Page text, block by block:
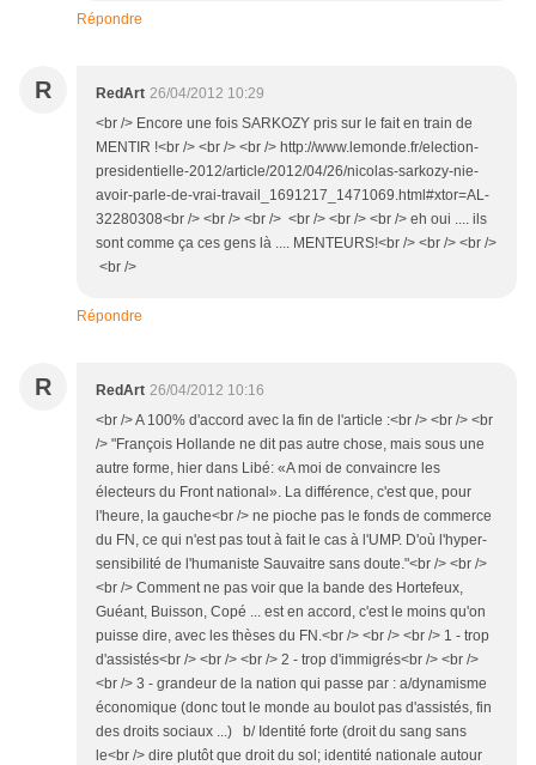
Répondre
R RedArt 26/04/2012 10:29
<br /> Encore une fois SARKOZY pris sur le fait en train de
MENTIR !<br /> <br /> <br /> http://www.lemonde.fr/election-
presidentielle-2012/article/2012/04/26/nicolas-sarkozy-nie-
avoir-parle-de-vrai-travail_1691217_1471069.html#xtor=AL-
32280308<br /> <br /> <br /> <br /> <br /> <br /> eh oui .... ils
sont comme ça ces gens là .... MENTEURS!<br /> <br /> <br />
<br />
Répondre
R RedArt 26/04/2012 10:16
<br /> A 100% d'accord avec la fin de l'article :<br /> <br /> <br
/> "François Hollande ne dit pas autre chose, mais sous une
autre forme, hier dans Libé: «A moi de convaincre les
électeurs du Front national». La différence, c'est que, pour
l'heure, la gauche<br /> ne pioche pas le fonds de commerce
du FN, ce qui n'est pas tout à fait le cas à l'UMP. D'où l'hyper-
sensibilité de l'humaniste Sauvaitre sans doute."<br /> <br />
<br /> Comment ne pas voir que la bande des Hortefeux,
Guéant, Buisson, Copé ... est en accord, c'est le moins qu'on
puisse dire, avec les thèses du FN.<br /> <br /> <br /> 1 - trop
d'assistés<br /> <br /> <br /> 2 - trop d'immigrés<br /> <br />
<br /> 3 - grandeur de la nation qui passe par : a/dynamisme
économique (donc tout le monde au boulot pas d'assistés, fin
des droits sociaux ...) b/ Identité forte (droit du sang sans
le<br /> dire plutôt que droit du sol; identité nationale autour